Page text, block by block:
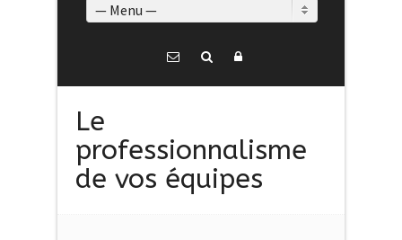
— Menu —
Le
professionnalisme
de vos équipes